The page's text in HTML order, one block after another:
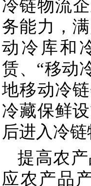
冷链物流
务能力，
动冷库和
赁、“移动
地移动冷
冷藏保鲜
后进入冷
提高农
应农产品